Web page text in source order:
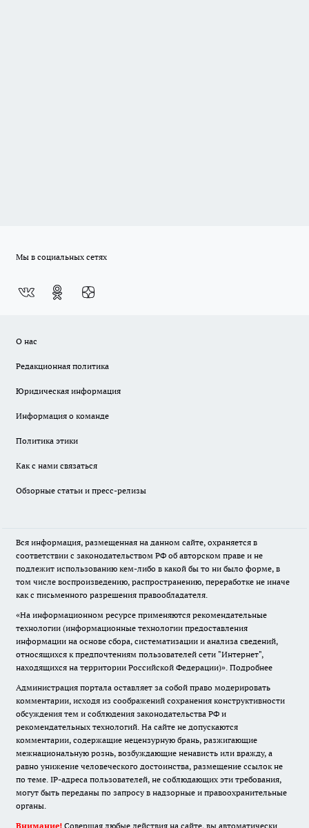
Мы в социальных сетях
О нас
Редакционная политика
Юридическая информация
Информация о команде
Политика этики
Как с нами связаться
Обзорные статьи и пресс-релизы
Вся информация, размещенная на данном сайте, охраняется в
соответствии с законодательством РФ об авторском праве и не
подлежит использованию кем-либо в какой бы то ни было форме, в
том числе воспроизведению, распространению, переработке не иначе
как с письменного разрешения правообладателя.
«На информационном ресурсе применяются рекомендательные
технологии (информационные технологии предоставления
информации на основе сбора, систематизации и анализа сведений,
относящихся к предпочтениям пользователей сети "Интернет",
находящихся на территории Российской Федерации)». Подробнее
Администрация портала оставляет за собой право модерировать
комментарии, исходя из соображений сохранения конструктивности
обсуждения тем и соблюдения законодательства РФ и
рекомендательных технологий. На сайте не допускаются
комментарии, содержащие нецензурную брань, разжигающие
межнациональную рознь, возбуждающие ненависть или вражду, а
равно унижение человеческого достоинства, размещение ссылок не
по теме. IP-адреса пользователей, не соблюдающих эти требования,
могут быть переданы по запросу в надзорные и правоохранительные
органы.
Внимание! Совершая любые действия на сайте, вы автоматически